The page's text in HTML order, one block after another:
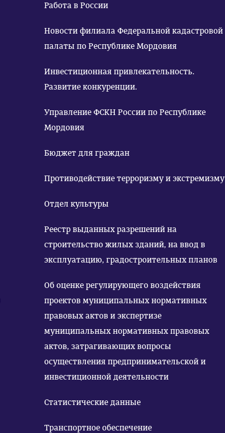
Работа в России
Новости филиала Федеральной кадастровой
палаты по Республике Мордовия
Инвестиционная привлекательность.
Развитие конкуренции.
Управление ФСКН России по Республике
Мордовия
Бюджет для граждан
Противодействие терроризму и экстремизму
Отдел культуры
Реестр выданных разрешений на
строительство жилых зданий, на ввод в
эксплуатацию, градостроительных планов
Об оценке регулирующего воздействия
проектов муниципальных нормативных
правовых актов и экспертизе
муниципальных нормативных правовых
актов, затрагивающих вопросы
осуществления предпринимательской и
инвестиционной деятельности
Статистические данные
Транспортное обеспечение